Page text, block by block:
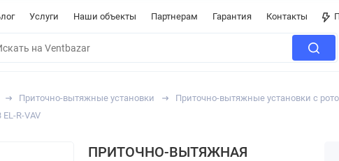
Услуги Наши объекты Партнерам Гарантия Контакты
Приточно-вытяжные установки
Приточно-вытяжные установки с
R-VAV
ПРИТОЧНО-ВЫТЯЖНАЯ